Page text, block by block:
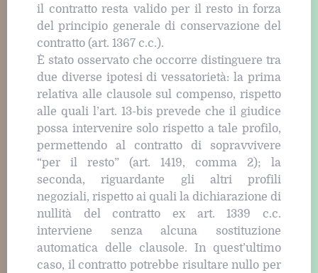
il contratto resta valido per il resto in forza
del principio generale di conservazione del
contratto (art. 1367 c.c.).
È stato osservato che occorre distinguere tra
due diverse ipotesi di vessatorietà: la prima
relativa alle clausole sul compenso, rispetto
alle quali l’art. 13-bis prevede che il giudice
possa intervenire solo rispetto a tale profilo,
permettendo al contratto di sopravvivere
“per il resto” (art. 1419, comma 2); la
seconda, riguardante gli altri profili
negoziali, rispetto ai quali la dichiarazione di
nullità del contratto ex art. 1339 c.c.
interviene senza alcuna sostituzione
automatica delle clausole. In quest’ultimo
caso, il contratto potrebbe risultare nullo per